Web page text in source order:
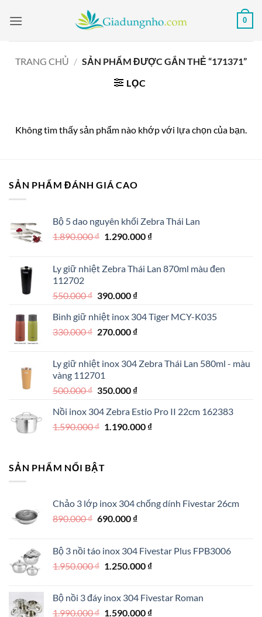
qua
0
TRANG CHỦ / SẢN PHẨM ĐƯỢC GẮN THẺ “171371”
LỌC
Không tìm thấy sản phẩm nào khớp với lựa chọn của bạn.
SẢN PHẨM ĐÁNH GIÁ CAO
Bộ 5 dao nguyên khối Zebra Thái Lan
1.890.000₫ Giá
1.890.000 ₫.
1.290.000 ₫Giá
là:
Ly giữ nhiệt Zebra Thái Lan 870ml màu đen
112702
550.000₫ Giá
là:
550.000 ₫.
390.000 ₫Giá
tại
là:
Bình giữ nhiệt inox 304 Tiger MCY-K035
330.000₫ Giá
330.000 ₫.
270.000 ₫Giá
là:
Ly giữ nhiệt inox 304 Zebra Thái Lan 580ml - màu
vàng 112701
500.000₫ Giá
là:
500.000 ₫.
350.000 ₫Giá
tại
là:
Nồi inox 304 Zebra Estio Pro II 22cm 162383
1.590.000₫ Giá
1.590.000 ₫.
1.190.000 ₫Giá
SẢN PHẨM NỔI BẬT
Chảo 3 lớp inox 304 chống dính Fivestar 26cm
890.000₫ Giá
890.000 ₫.
690.000 ₫Giá
là:
690.000 ₫.
Bộ 3 nồi táo inox 304 Fivestar Plus FPB3006
1.950.000₫ Giá
1.950.000 ₫.
1.250.000 ₫Giá
là:
1.250.000 ₫.
Bộ nồi 3 đáy inox 304 Fivestar Roman
1.990.000₫ Giá
1.590.000 ₫Giá